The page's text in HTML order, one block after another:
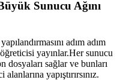
Sunucu Ağını
adım adım
yayınlar.Her sunucu
sağlar ve bunları
yapıştırırsınız.